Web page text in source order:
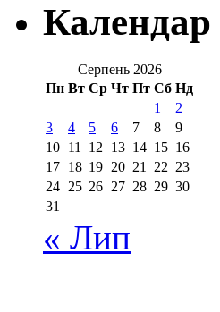
Серпень 2026
Пн Вт Ср Чт Пт Сб Нд
1
2
3
4 5 6 7 8
9
10 11 12 13 14 15 16
17 18 19 20 21 22 23
24 25 26 27 28 29 30
31
« Лип